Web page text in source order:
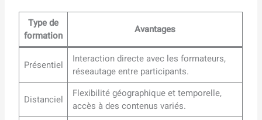
Type de
formation
Avantages
Présentiel
Interaction directe avec les formateurs,
réseautage entre participants.
Distanciel
Flexibilité géographique et temporelle,
accès à des contenus variés.